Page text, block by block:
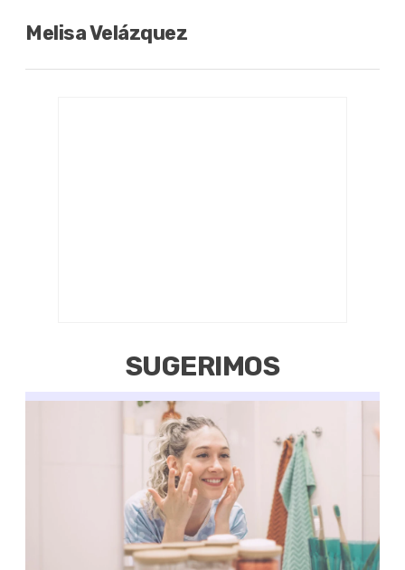
Melisa Velázquez
SUGERIMOS